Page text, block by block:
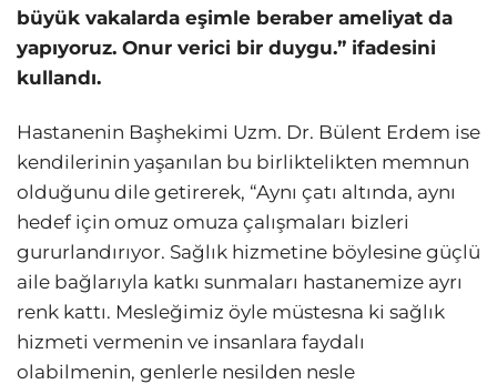
büyük vakalarda eşimle beraber ameliyat da
yapıyoruz. Onur verici bir duygu.” ifadesini
kullandı.
Hastanenin Başhekimi Uzm. Dr. Bülent Erdem ise
kendilerinin yaşanılan bu birliktelikten memnun
olduğunu dile getirerek, “Aynı çatı altında, aynı
hedef için omuz omuza çalışmaları bizleri
gururlandırıyor. Sağlık hizmetine böylesine güçlü
aile bağlarıyla katkı sunmaları hastanemize ayrı
renk kattı. Mesleğimiz öyle müstesna ki sağlık
hizmeti vermenin ve insanlara faydalı
olabilmenin, genlerle nesilden nesle